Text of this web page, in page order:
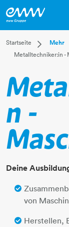
Startseite
Mehr
Mehr
Metalltechniker:in -
n -
Deine
von
Herstellen,